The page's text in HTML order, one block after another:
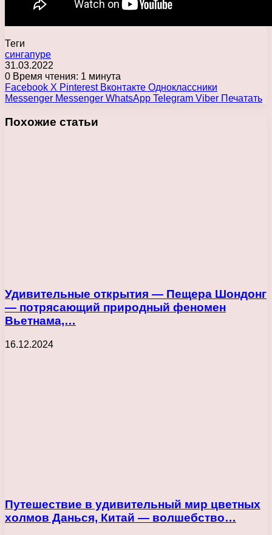
Теги
сингапуре
31.03.2022
0 Время чтения: 1 минута
Facebook X Pinterest Вконтакте Одноклассники
Messenger Messenger WhatsApp Telegram Viber Печатать
Похожие статьи
Удивительные открытия — Пещера Шондонг
— потрясающий природный феномен
Вьетнама,…
16.12.2024
Путешествие в удивительный мир цветных
холмов Данься, Китай — волшебство…